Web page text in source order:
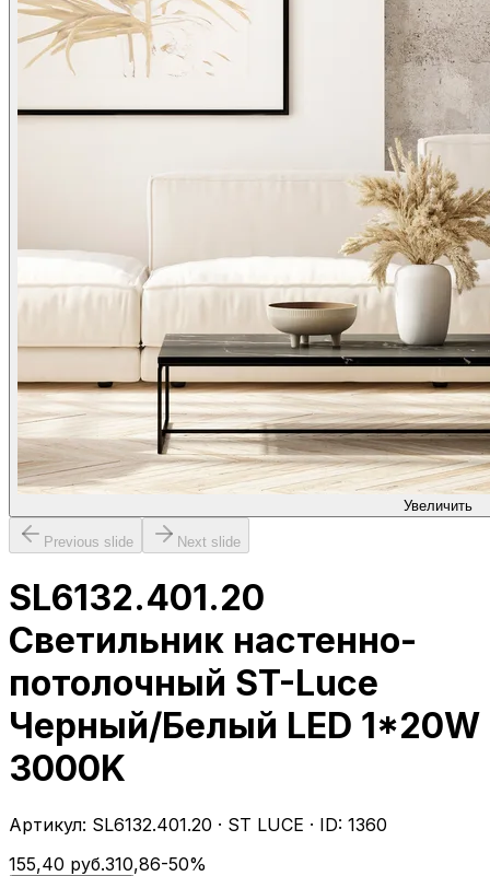
Увеличить
Previous slide Next slide
SL6132.401.20
Светильник настенно-
потолочный ST-Luce
Черный/Белый LED 1*20W
3000K
Артикул: SL6132.401.20 · ST LUCE · ID: 1360
155,40 руб.310,86-50%